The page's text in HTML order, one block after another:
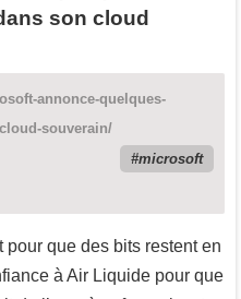
son cloud
annonce-quelques-
souverain/
microsoft
pour que des bits restent en
à Air Liquide pour que